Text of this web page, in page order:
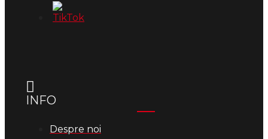
INFO
Despre noi